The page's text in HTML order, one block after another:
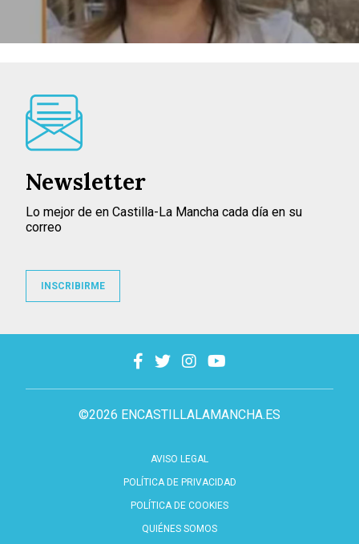
©2026 ENCASTILLALAMANCHA.ES
AVISO LEGAL
POLÍTICA DE PRIVACIDAD
POLÍTICA DE COOKIES
QUIÉNES SOMOS
Newsletter
Lo mejor de en Castilla-La Mancha cada día en su
correo
INSCRIBIRME